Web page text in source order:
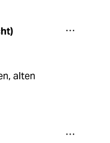
alten